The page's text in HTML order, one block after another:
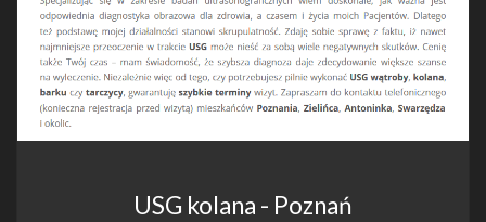
USG kolana - Poznań